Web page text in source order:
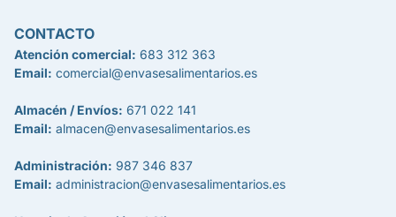
CONTACTO
Atención comercial: 683 312 363
Email: comercial@envasesalimentarios.es
Almacén / Envíos: 671 022 141
Email: almacen@envasesalimentarios.es
Administración: 987 346 837
Email: administracion@envasesalimentarios.es